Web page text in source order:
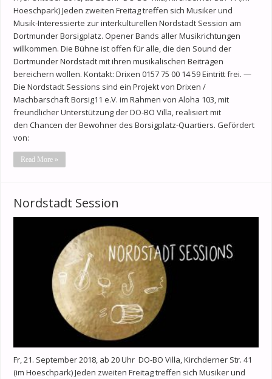
Hoeschpark) Jeden zweiten Freitag treffen sich Musiker und
Musik-Interessierte zur interkulturellen Nordstadt Session am
Dortmunder Borsigplatz. Opener Bands aller Musikrichtungen
willkommen. Die Bühne ist offen für alle, die den Sound der
Dortmunder Nordstadt mit ihren musikalischen Beiträgen
bereichern wollen. Kontakt: Drixen 0157 75 00 14 59 Eintritt frei. —
Die Nordstadt Sessions sind ein Projekt von Drixen /
Machbarschaft Borsig11 e.V. im Rahmen von Aloha 103, mit
freundlicher Unterstützung der DO-BO Villa, realisiert mit
den Chancen der Bewohner des Borsigplatz-Quartiers. Gefördert
von:
Read More »
Nordstadt Session
Fr, 21. September 2018, ab 20 Uhr DO-BO Villa, Kirchderner Str. 41
(im Hoeschpark) Jeden zweiten Freitag treffen sich Musiker und